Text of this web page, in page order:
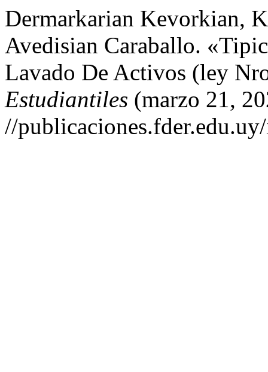
Dermarkarian Kevorkian,
Avedisian Caraballo.
Lavado De Activos (ley
Estudiantiles (marzo 21,
//